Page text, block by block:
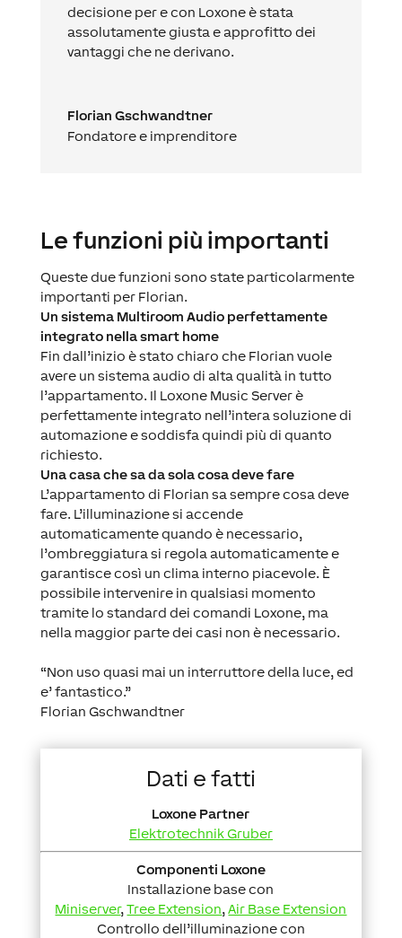
decisione per e con Loxone è stata
assolutamente giusta e approfitto dei
vantaggi che ne derivano.
Florian Gschwandtner
Fondatore e imprenditore
Le funzioni più importanti
Queste due funzioni sono state particolarmente
importanti per Florian.
Un sistema Multiroom Audio perfettamente
integrato nella smart home
Fin dall’inizio è stato chiaro che Florian vuole
avere un sistema audio di alta qualità in tutto
l’appartamento. Il Loxone Music Server è
perfettamente integrato nell’intera soluzione di
automazione e soddisfa quindi più di quanto
richiesto.
Una casa che sa da sola cosa deve fare
L’appartamento di Florian sa sempre cosa deve
fare. L’illuminazione si accende
automaticamente quando è necessario,
l’ombreggiatura si regola automaticamente e
garantisce così un clima interno piacevole. È
possibile intervenire in qualsiasi momento
tramite lo standard dei comandi Loxone, ma
nella maggior parte dei casi non è necessario.
“Non uso quasi mai un interruttore della luce, ed
e’ fantastico.”
Florian Gschwandtner
Dati e fatti
Loxone Partner
Elektrotechnik Gruber
Componenti Loxone
Installazione base con
Miniserver,Tree Extension,Air Base Extension
Controllo dell’illuminazione con